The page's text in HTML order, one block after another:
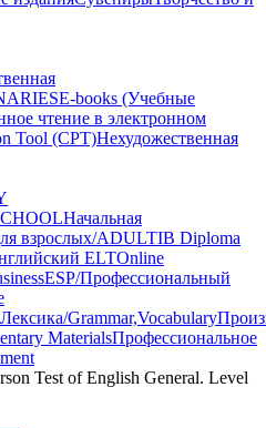
E-books (Учебные
чтение в электронном
Tool (CPT)Нехудожественная
Начальная
взрослых/ADULTIB Diploma
ELTOnline
ESP/Профессиональный
Grammar,Vocabulary
MaterialsПрофессиональное
Test of English General. Level